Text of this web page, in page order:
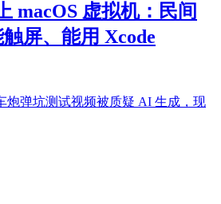
macOS 虚拟机：民间
屏、能用 Xcode